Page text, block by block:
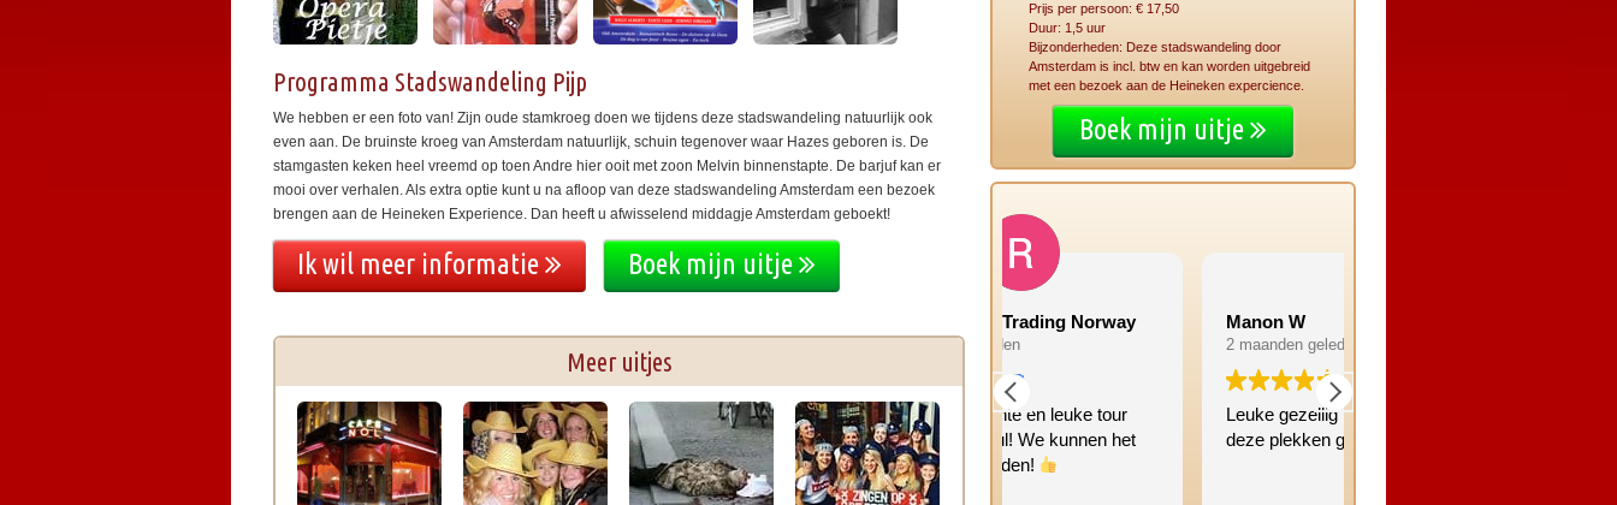
Programma Stadswandeling Pijp
We hebben er een foto van! Zijn oude stamkroeg doen we tijdens deze stadswandeling natuurlijk ook
even aan. De bruinste kroeg van Amsterdam natuurlijk, schuin tegenover waar Hazes geboren is. De
stamgasten keken heel vreemd op toen Andre hier ooit met zoon Melvin binnenstapte. De barjuf kan er
mooi over verhalen. Als extra optie kunt u na afloop van deze stadswandeling Amsterdam een bezoek
brengen aan de Heineken Experience. Dan heeft u afwisselend middagje Amsterdam geboekt!
Ik wil meer informatie Boek mijn uitje
Meer uitjes
Prijs per persoon: € 17,50
Duur: 1,5 uur
Bijzonderheden: Deze stadswandeling door
Amsterdam is incl. btw en kan worden uitgebreid
met een bezoek aan de Heineken expercience.
Boek mijn uitje
Hele interessante en leuke tour
gehad met Raul! We kunnen het
iedereen aanraden!
Manon W
Leuke gezellig tour. Nog nooit op
deze plekken geweest!